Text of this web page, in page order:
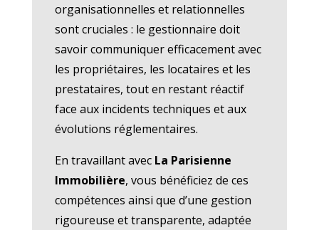
organisationnelles et relationnelles
sont cruciales : le gestionnaire doit
savoir communiquer efficacement avec
les propriétaires, les locataires et les
prestataires, tout en restant réactif
face aux incidents techniques et aux
évolutions réglementaires.
En travaillant avec La Parisienne
Immobilière, vous bénéficiez de ces
compétences ainsi que d’une gestion
rigoureuse et transparente, adaptée